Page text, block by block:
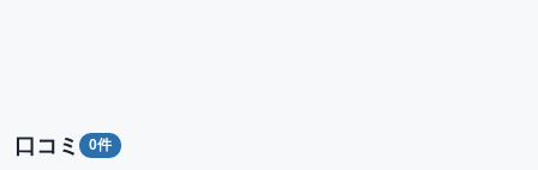
口コミ 0件